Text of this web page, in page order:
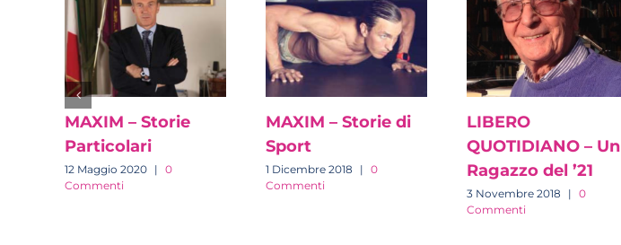
MAXIM – Storie
Particolari
12 Maggio 2020 | 0
Commenti
MAXIM – Storie di
Sport
1 Dicembre 2018 | 0
Commenti
LIBERO
QUOTIDIANO – Un
Ragazzo del ’21
3 Novembre 2018 | 0
Commenti